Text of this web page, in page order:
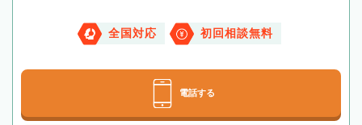
全国対応 初回相談無料
電話する